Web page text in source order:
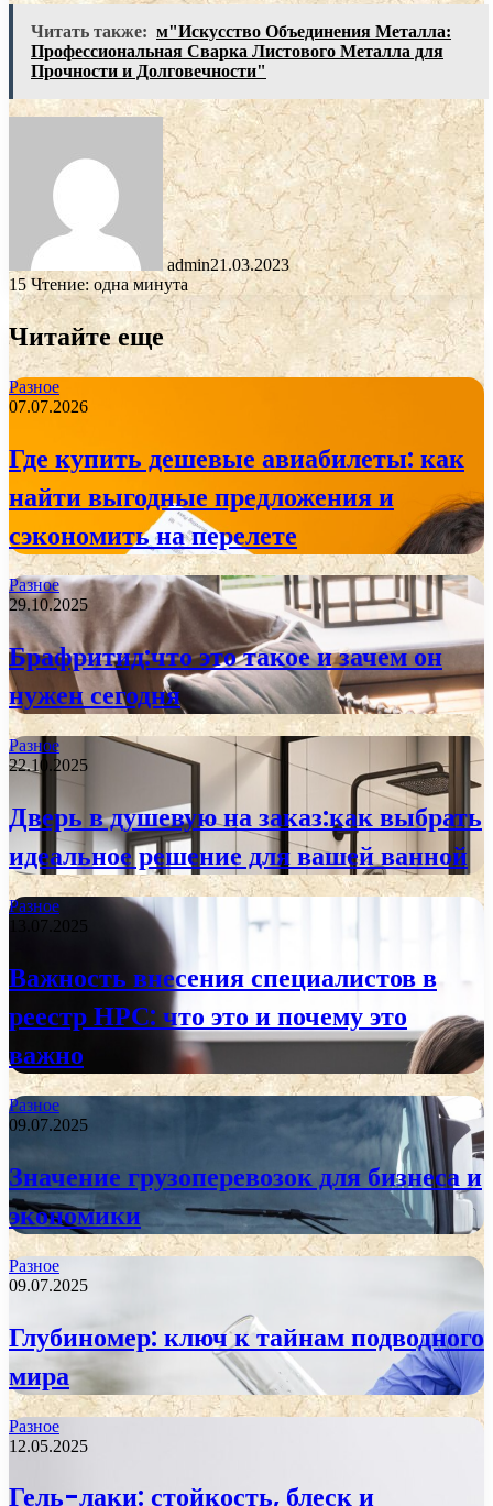
Читать также: м"Искусство Объединения Металла:
Профессиональная Сварка Листового Металла для
Прочности и Долговечности"
admin21.03.2023
15Чтение: одна минута
Читайте еще
Разное
07.07.2026
Где купить дешевые авиабилеты: как
найти выгодные предложения и
сэкономить на перелете
Разное
29.10.2025
Брафритид:что это такое и зачем он
нужен сегодня
Разное
22.10.2025
Дверь в душевую на заказ:как выбрать
идеальное решение для вашей ванной
Разное
13.07.2025
Важность внесения специалистов в
реестр НРС: что это и почему это
важно
Разное
09.07.2025
Значение грузоперевозок для бизнеса и
экономики
Разное
09.07.2025
Глубиномер: ключ к тайнам подводного
мира
Разное
12.05.2025
Гель-лаки: стойкость, блеск и